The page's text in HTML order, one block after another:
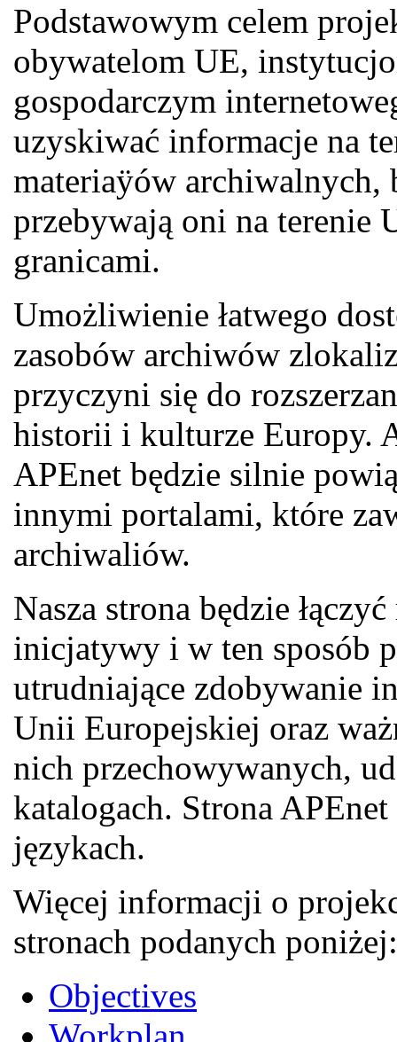
Podstawowym celem
obywatelom UE,
gospodarczym
uzyskiwać informacje na
materiaÿów archiwalnych,
przebywają oni na terenie
granicami.
Umożliwienie łatwego
zasobów archiwów
przyczyni się do
historii i kulturze Europy.
APEnet będzie silnie
innymi portalami, które
archiwaliów.
Nasza strona będzie
inicjatywy i w ten sposób
utrudniające zdobywanie
Unii Europejskiej oraz
nich przechowywanych,
katalogach. Strona
językach.
Więcej informacji o
stronach podanych poniżej:
Objectives